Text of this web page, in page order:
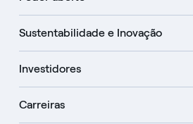
Sustentabilidade e Inovação
Investidores
Carreiras